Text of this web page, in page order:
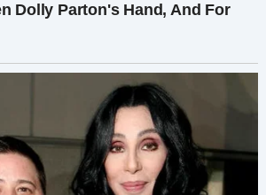
уснуть. Мысли крутились в
Когда раздался звонок, я
я, затаив дыхание.
я. Эмма… Прости меня,